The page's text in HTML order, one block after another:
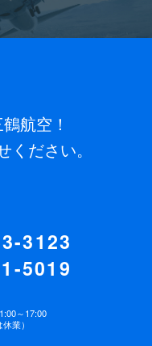
航空！
ださい。
3123
5019
～17:00
業）